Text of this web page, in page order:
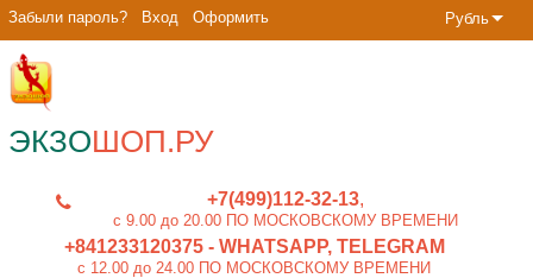
Рубль
Забыли пароль? Вход Оформить
ЭКЗОШОП.РУ
+7(499)112-32-13
c 9.00 до 20.00 ПО МОСКОВСКОМУ ВРЕМЕНИ
+841233120375- WHATSAPP, TELEGRAM
c 12.00 до 24.00 ПО МОСКОВСКОМУ ВРЕМЕНИ